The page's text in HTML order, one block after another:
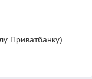
Приватбанку)